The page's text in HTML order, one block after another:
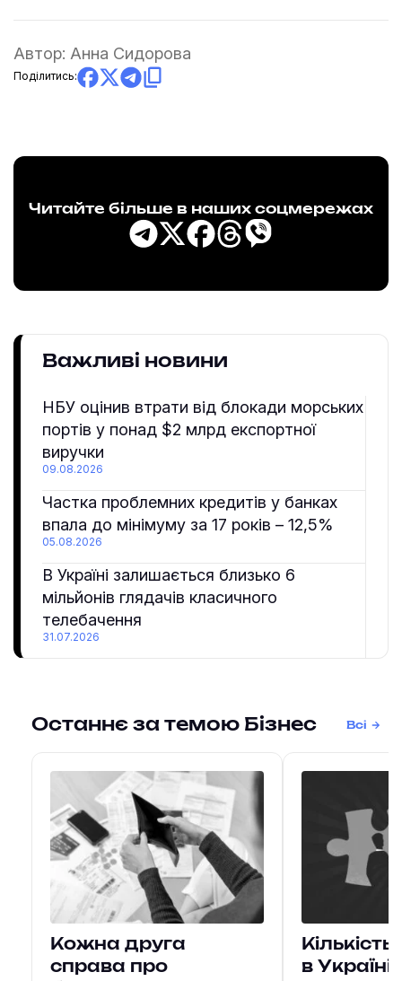
Автор: Анна Сидорова
Поділитись:
Читайте більше в наших соцмережах
Важливі новини
НБУ оцінив втрати від блокади морських
портів у понад $2 млрд експортної
виручки
09.08.2026
Частка проблемних кредитів у банках
впала до мінімуму за 17 років – 12,5%
05.08.2026
В Україні залишається близько 6
мільйонів глядачів класичного
телебачення
31.07.2026
Останнє за темою Бізнес Всі
Кожна друга
справа про
в Україні